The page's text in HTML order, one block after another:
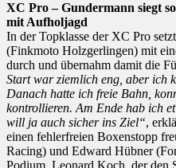
XC Pro – Gundermann siegt
mit Aufholjagd
In der Topklasse der XC Pro
(Finkmoto Holzgerlingen) mit
durch und übernahm damit die
Start war ziemlich eng, aber ich
Danach hatte ich freie Bahn,
kontrollieren. Am Ende hab ich
will ja auch sicher ins Ziel“,
einen fehlerfreien Boxenstopp
Racing) und Edward Hübner